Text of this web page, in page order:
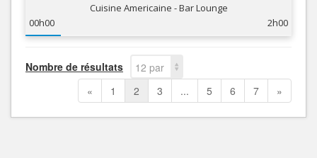
Cuisine Americaine - Bar Lounge
00h00
2h00
Nombre de résultats
12 par
page
« 1 2 3 ... 5 6 7 »